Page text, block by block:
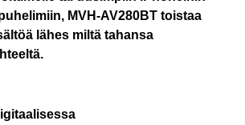
MVH-AV280BT toistaa
lähes miltä tahansa